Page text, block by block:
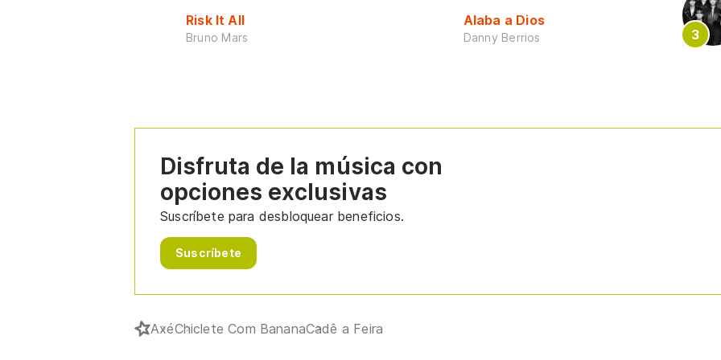
Risk It All
Bruno Mars
Alaba a Dios
Danny Berrios
Disfruta de la música con
opciones exclusivas
Suscríbete para desbloquear beneficios.
Suscríbete
AxéChiclete Com BananaCadê a Feira